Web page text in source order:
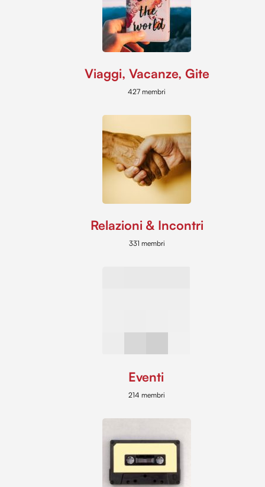
Viaggi, Vacanze, Gite
427 membri
Relazioni & Incontri
331 membri
Eventi
214 membri